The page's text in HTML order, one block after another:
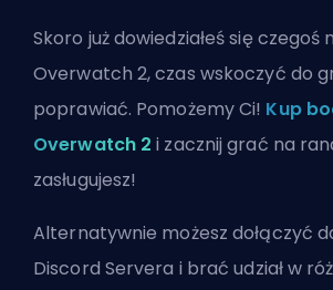
Skoro już dowiedziałeś się czegoś
Overwatch 2, czas wskoczyć do
poprawiać. Pomożemy Ci! Kup
Overwatch 2 i zacznij grać na
zasługujesz!
Alternatywnie możeszdołączyć
Discord Servera i brać udział w